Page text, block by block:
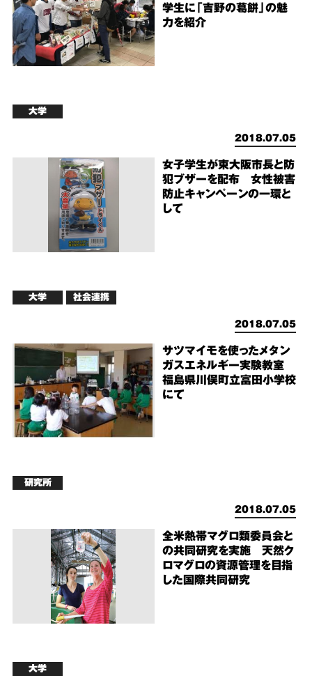
学生に「吉野の葛餅」の魅
力を紹介
大学
2018.07.05
女子学生が東大阪市長と防
犯ブザーを配布 女性被害
防止キャンペーンの一環と
して
大学 社会連携
2018.07.05
サツマイモを使ったメタン
ガスエネルギー実験教室
福島県川俣町立富田小学校
にて
研究所
2018.07.05
全米熱帯マグロ類委員会と
の共同研究を実施 天然ク
ロマグロの資源管理を目指
した国際共同研究
大学